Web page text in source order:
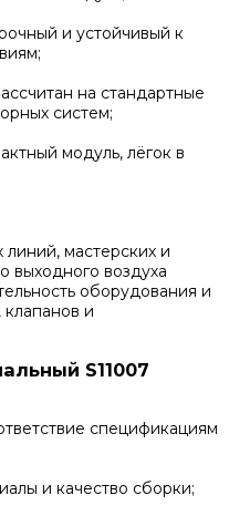
и устойчивый к
на стандартные
систем;
модуль, лёгок в
мастерских и
выходного воздуха
оборудования и
и
S11007
спецификациям
и качество сборки;